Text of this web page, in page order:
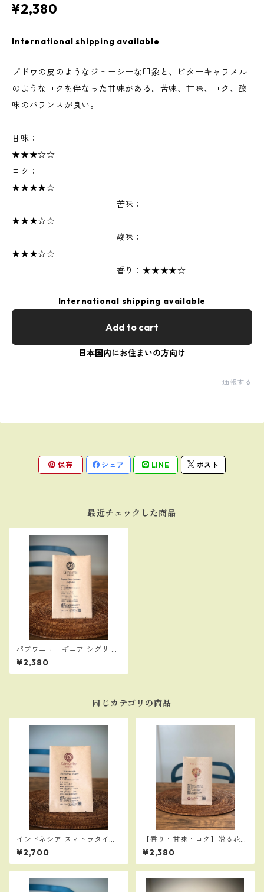
¥2,380
International shipping available
ブドウの皮のようなジューシーな印象と、ビターキャラメル
のようなコクを伴なった甘味がある。苦味、甘味、コク、酸
味のバランスが良い。
甘味：
★★★☆☆
コク：
★★★★☆
苦味：
★★★☆☆
酸味：
★★★☆☆
香り：★★★★☆
International shipping available
Add to cart
日本国内にお住まいの方向け
通報する
保存 シェア LINE ポスト
最近チェックした商品
パプワニューギニア シグリ A
A（中深煎り）300g
¥2,380
同じカテゴリの商品
インドネシア スマトラタイガ
ー（中深煎り）300g／苦味、
コク
¥2,700
【香り・甘味・コク】贈る花
のブレンド300g：「尊敬」の
名のベレカ使用。お世話にな
った方への贈答用に最適！
¥2,380